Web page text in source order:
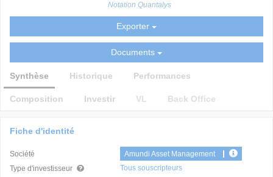
Notation Quantalys
Exporter
Documents
Synthèse Historique Performances
Composition Investir VL Back Office
Fiche d'identité
Société
Amundi Asset Management
Type d'investisseur
Tous souscripteurs